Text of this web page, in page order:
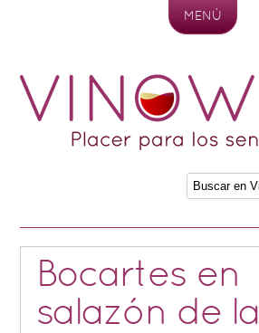
MENÚ
Bocartes en
salazón de la